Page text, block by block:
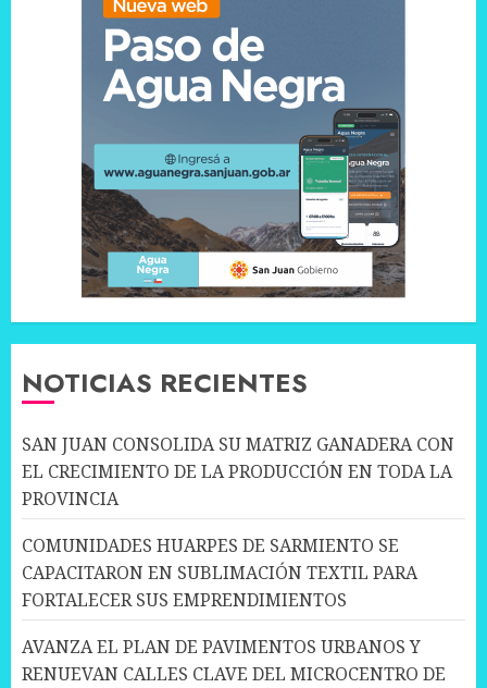
NOTICIAS RECIENTES
SAN JUAN CONSOLIDA SU MATRIZ GANADERA CON
EL CRECIMIENTO DE LA PRODUCCIÓN EN TODA LA
PROVINCIA
COMUNIDADES HUARPES DE SARMIENTO SE
CAPACITARON EN SUBLIMACIÓN TEXTIL PARA
FORTALECER SUS EMPRENDIMIENTOS
AVANZA EL PLAN DE PAVIMENTOS URBANOS Y
RENUEVAN CALLES CLAVE DEL MICROCENTRO DE